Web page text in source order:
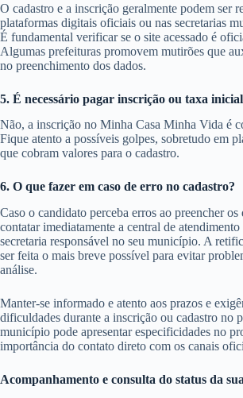
O cadastro e a inscrição geralmente podem ser
plataformas digitais oficiais ou nas secretarias
É fundamental verificar se o site acessado é
Algumas prefeituras promovem mutirões que
no preenchimento dos dados.
5. É necessário pagar inscrição ou taxa
Não, a inscrição no Minha Casa Minha Vida é
Fique atento a possíveis golpes, sobretudo em
que cobram valores para o cadastro.
6. O que fazer em caso de erro no cadastro?
Caso o candidato perceba erros ao preencher os
contatar imediatamente a central de
secretaria responsável no seu município. A
ser feita o mais breve possível para evitar
análise.
Manter-se informado e atento aos prazos e
dificuldades durante a inscrição ou cadastro no
município pode apresentar especificidades no
importância do contato direto com os canais
Acompanhamento e consulta do status da